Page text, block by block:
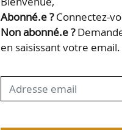
Abonné.e ?Connectez-
Non abonné.e ?
en saisissant votre email.